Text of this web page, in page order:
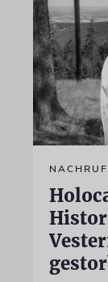
NACHRUF